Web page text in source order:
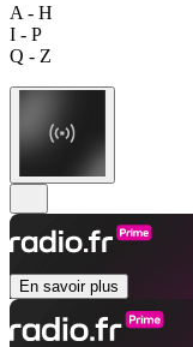
A - H
I - P
Q - Z
En savoir plus